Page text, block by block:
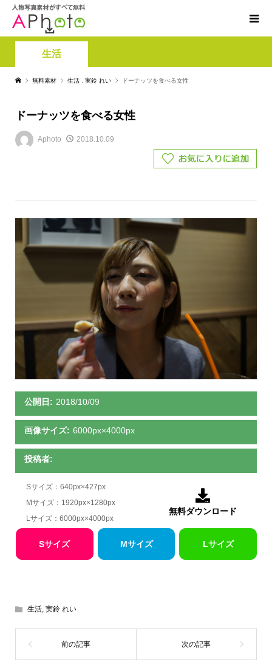
生活
無料素材 生活 実鈴 れい ドーナッツを食べる女性
ドーナッツを食べる女性
Aphoto 2018.10.09
公開日: 2018/10/09
画像サイズ: 6000px×4000px
投稿者:
Sサイズ：640px×427px
Mサイズ：1920px×1280px
Lサイズ：6000px×4000px

無料ダウンロード
Sサイズ Mサイズ Lサイズ
生活, 実鈴 れい